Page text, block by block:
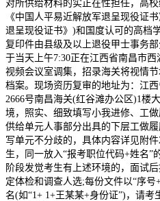
对所供给材料的实正在性担任，高
《中国人平易近解放军退呈现役证
退呈现役证书》)和国度认可的高档
复印件由县级及以上退役甲士事务
于当天上午7:30正在江西省南昌市
视频会议室调集，招录海关将视情
档案。现场资历复审的地址为：江
2666号南昌海关(红谷滩办公区)1楼
境，照实、细致填写小我进修、工
供给单元人事部分出具的下层工做
写单元不分歧的，具体内容详见附
生，同一放入“报考职位代码+姓名”
阶段发觉考生有上述环境的，面试
定体检和调查人选;每份文件以“序
名(如“1+ 1+王某某+身份证”)，请考